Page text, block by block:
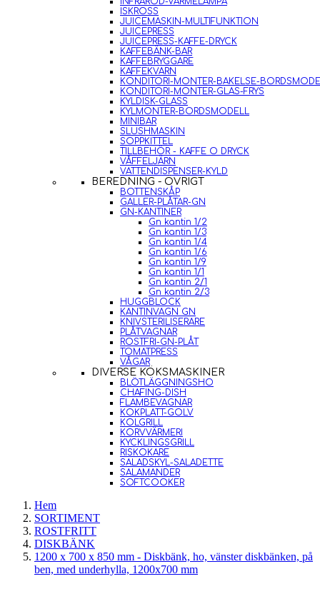
ISKROSS
JUICEMASKIN-MULTIFUNKTION
JUICEPRESS
JUICEPRESS-KAFFE-DRYCK
KAFFEBÄNK-BAR
KAFFEBRYGGARE
KAFFEKVARN
KONDITORI-MONTER-BAKELSE-
KONDITORI-MONTER-GLAS-FRYS
KYLDISK-GLASS
KYLMONTER-BORDSMODELL
MINIBAR
SLUSHMASKIN
SOPPKITTEL
TILLBEHÖR - KAFFE O DRYCK
VÅFFELJÄRN
VATTENDISPENSER-KYLD
BEREDNING - ÖVRIGT
BOTTENSKÅP
GALLER-PLÅTAR-GN
GN-KANTINER
Gn kantin 1/2
Gn kantin 1/3
Gn kantin 1/4
Gn kantin 1/6
Gn kantin 1/9
Gn kantin 1/1
Gn kantin 2/1
Gn kantin 2/3
HUGGBLOCK
KANTINVAGN GN
KNIVSTERILISERARE
PLÅTVAGNAR
ROSTFRI-GN-PLÅT
TOMATPRESS
VÅGAR
DIVERSE KÖKSMASKINER
BLÖTLÄGGNINGSHO
CHAFING-DISH
FLAMBEVAGNAR
KOKPLATT-GOLV
KOLGRILL
KORVVÄRMERI
KYCKLINGSGRILL
RISKOKARE
SALADSKYL-SALADETTE
SALAMANDER
SOFTCOOKER
Hem
SORTIMENT
ROSTFRITT
DISKBÄNK
1200 x 700 x 850 mm - Diskbänk, ho, vänster diskbänken, på
ben, med underhylla, 1200x700 mm